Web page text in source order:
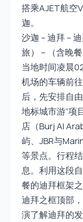
搭乘AJET航空
迦。
沙迦 – 迪拜 –
旅） – （含晚
当地时间凌晨
机场的车辆前
后，先安排自
地标城市游”项
店（Burj Al
屿、JBR与
等景点。行程
息。利用这段
餐的迪拜框架
迪拜之框顶部
演了解迪拜的